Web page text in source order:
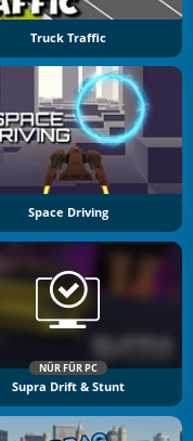
Truck Traffic
Space Driving
NÜR FÜR PC
Supra Drift & Stunt